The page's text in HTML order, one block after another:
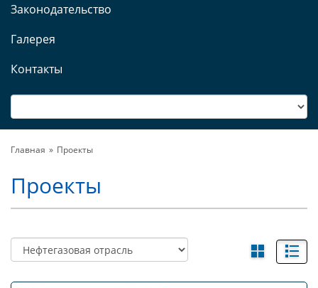
Законодательство
Галерея
Контакты
Главная Проекты
Проекты